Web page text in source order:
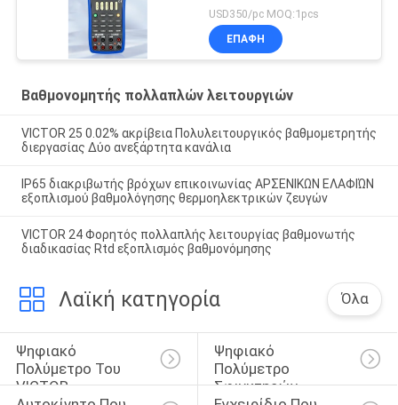
Κλιμακωτής πολλαπλών
λειτουργιών μετρήσεων
USD350/pc MOQ:1pcs
ΕΠΑΦΉ
Βαθμονομητής πολλαπλών λειτουργιών
VICTOR 25 0.02% ακρίβεια Πολυλειτουργικός βαθμομετρητής
διεργασίας Δύο ανεξάρτητα κανάλια
IP65 διακριβωτής βρόχων επικοινωνίας ΑΡΣΕΝΙΚΩΝ ΕΛΑΦΙΏΝ
εξοπλισμού βαθμολόγησης θερμοηλεκτρικών ζευγών
VICTOR 24 Φορητός πολλαπλής λειτουργίας βαθμονωτής
διαδικασίας Rtd εξοπλισμός βαθμονόμησης
Λαϊκή κατηγορία Όλα
Ψηφιακό
Πολύμετρο Του
VICTOR
Ψηφιακό
Πολύμετρο
Σφιγκτηρών